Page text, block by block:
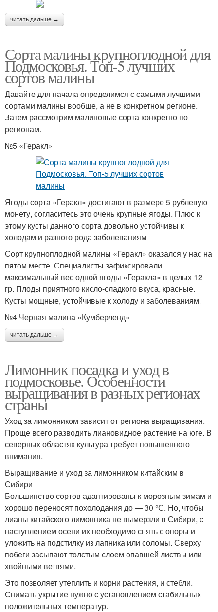
читать дальше →
Сорта малины крупноплодной для
Подмосковья. Топ-5 лучших
сортов малины
Давайте для начала определимся с самыми лучшими
сортами малины вообще, а не в конкретном регионе.
Затем рассмотрим малиновые сорта конкретно по
регионам.
№5 «Геракл»
Ягоды сорта «Геракл» достигают в размере 5 рублевую
монету, согласитесь это очень крупные ягоды. Плюс к
этому кусты данного сорта довольно устойчивы к
холодам и разного рода заболеваниям
Сорт крупноплодной малины «Геракл» оказался у нас на
пятом месте. Специалисты зафиксировали
максимальный вес одной ягоды «Геракла» в целых 12
гр. Плоды приятного кисло-сладкого вкуса, красные.
Кусты мощные, устойчивые к холоду и заболеваниям.
№4 Черная малина «Кумберленд»
читать дальше →
Лимонник посадка и уход в
подмосковье. Особенности
выращивания в разных регионах
страны
Уход за лимонником зависит от региона выращивания.
Проще всего разводить лиановидное растение на юге. В
северных областях культура требует повышенного
внимания.
Выращивание и уход за лимонником китайским в
Сибири
Большинство сортов адаптированы к морозным зимам и
хорошо переносят похолодания до — 30 °С. Но, чтобы
лианы китайского лимонника не вымерзли в Сибири, с
наступлением осени их необходимо снять с опоры и
уложить на подстилку из лапника или соломы. Сверху
побеги засыпают толстым слоем опавшей листвы или
хвойными ветвями.
Это позволяет утеплить и корни растения, и стебли.
Снимать укрытие нужно с установлением стабильных
положительных температур.